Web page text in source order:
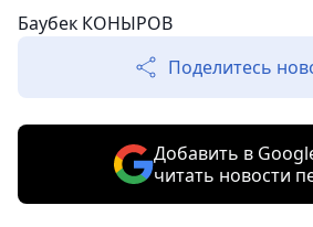
Баубек КОНЫРОВ
Поделитесь
Добавить в
читать новости